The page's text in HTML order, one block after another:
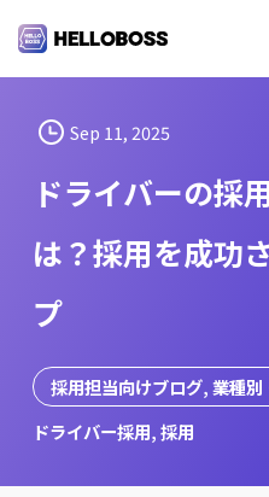
i
Sep 11, 2025
ドライバーの採
は？採用を成功
プ
採用担当向けブログ, 業種別
ドライバー採用, 採用